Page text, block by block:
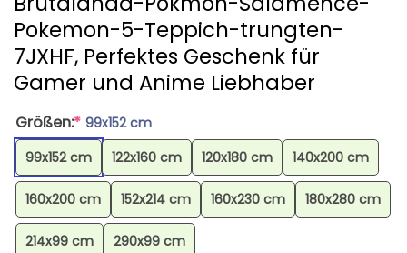
Pokemon-5-Teppich-trungten-
7JXHF, Perfektes Geschenk für
Gamer und Anime Liebhaber
Größen:* 99x152 cm
99x152 cm
122x160 cm 120x180 cm 140x200 cm
160x200 cm 152x214 cm 160x230 cm 180x280 cm
214x99 cm 290x99 cm